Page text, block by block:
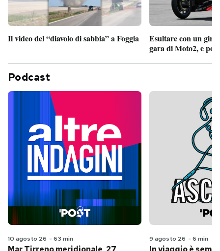
Il video del “diavolo di sabbia” a Foggia
Esultare con un
gara di Moto2, e poi
Podcast
10 agosto 26 - 63 min 9 agosto 26 - 6 min